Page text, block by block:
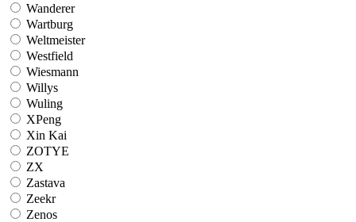
Wanderer
Wartburg
Weltmeister
Westfield
Wiesmann
Willys
Wuling
XPeng
Xin Kai
ZOTYE
ZX
Zastava
Zeekr
Zenos